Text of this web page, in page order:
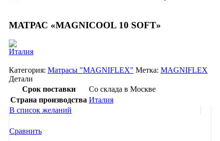
МАТРАС «MAGNICOOL 10 SOFT»
Категория: Матрасы "MAGNIFLEX" Метка: MAGNIFLEX
Детали
Срок поставки
Со склада в Москве
Страна производства Италия
В список желаний
Сравнить